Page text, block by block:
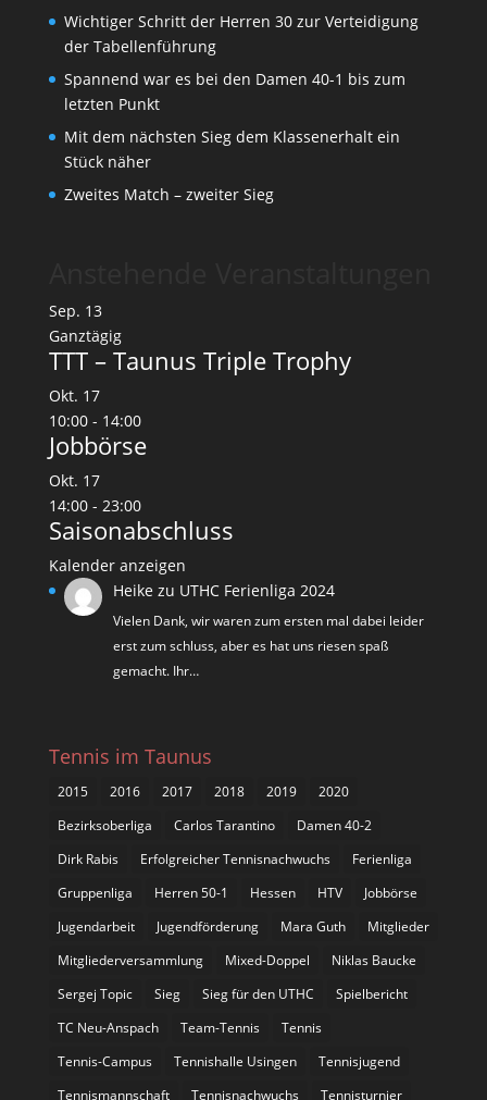
Wichtiger Schritt der Herren 30 zur Verteidigung
der Tabellenführung
Spannend war es bei den Damen 40-1 bis zum
letzten Punkt
Mit dem nächsten Sieg dem Klassenerhalt ein
Stück näher
Zweites Match – zweiter Sieg
Sep. 13
Ganztägig
TTT – Taunus Triple Trophy
Okt. 17
10:00- 14:00
Jobbörse
Okt. 17
14:00- 23:00
Saisonabschluss
Kalender anzeigen
Heike zu UTHC Ferienliga 2024
Vielen Dank, wir waren zum ersten mal dabei leider
erst zum schluss, aber es hat uns riesen spaß
gemacht. Ihr…
Tennis im Taunus
2015 2016 2017 2018 2019
2020
Bezirksoberliga
Carlos Tarantino
Damen 40-2
Dirk Rabis
Erfolgreicher Tennisnachwuchs
Ferienliga
Gruppenliga
Herren 50-1 Hessen HTV
Jobbörse
Jugendarbeit
Jugendförderung Mara Guth
Mitglieder
Mitgliederversammlung
Mixed-Doppel
Niklas Baucke
Sergej Topic
Sieg Sieg für den UTHC
Spielbericht
TC Neu-Anspach
Team-Tennis
Tennis
Tennis-Campus
Tennishalle Usingen
Tennisjugend
Tennismannschaft
Tennisnachwuchs Tennisturnier